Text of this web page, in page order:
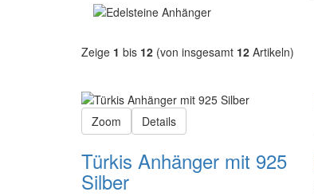
Zeige 1 bis 12 (von insgesamt 12 Artikeln)
Zoom Details
Türkis Anhänger mit 925
Silber